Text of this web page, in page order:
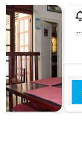
41 1/1 Galle Face Terrace, קולומבו, סרי לנקה